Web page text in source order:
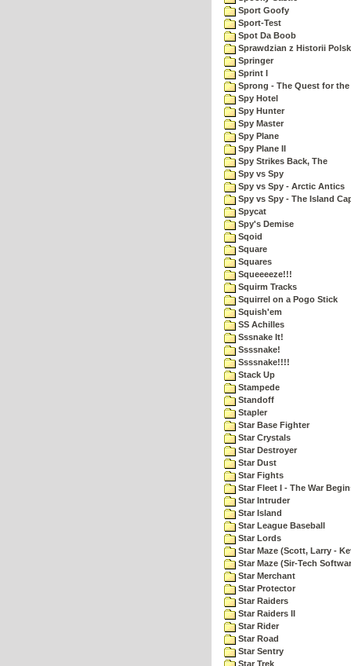
Sport Goofy
Sport-Test
Spot Da Boob
Sprawdzian z Historii
Springer
Sprint I
Sprong - The Quest for
Spy Hotel
Spy Hunter
Spy Master
Spy Plane
Spy Plane II
Spy Strikes Back, The
Spy vs Spy
Spy vs Spy - Arctic Antics
Spy vs Spy - The Island
Spycat
Spy's Demise
Sqoid
Square
Squares
Squeeeeze!!!
Squirm Tracks
Squirrel on a Pogo Stick
Squish'em
SS Achilles
Sssnake It!
Ssssnake!
Ssssnake!!!!
Stack Up
Stampede
Standoff
Stapler
Star Base Fighter
Star Crystals
Star Destroyer
Star Dust
Star Fights
Star Fleet I - The War
Star Intruder
Star Island
Star League Baseball
Star Lords
Star Maze (Scott, Larry -
Star Maze (Sir-Tech
Star Merchant
Star Protector
Star Raiders
Star Raiders II
Star Rider
Star Road
Star Sentry
Star Trek